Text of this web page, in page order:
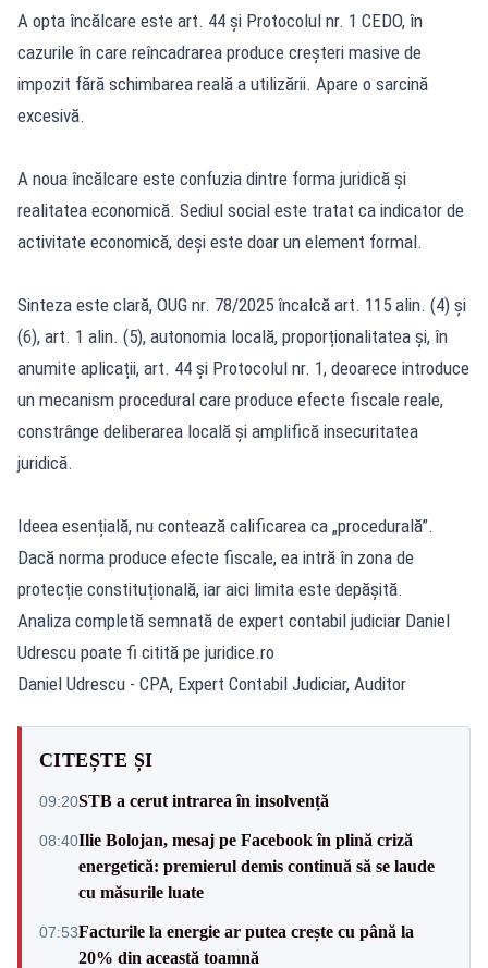
A opta încălcare este art. 44 și Protocolul nr. 1 CEDO, în
cazurile în care reîncadrarea produce creșteri masive de
impozit fără schimbarea reală a utilizării. Apare o sarcină
excesivă.
A noua încălcare este confuzia dintre forma juridică și
realitatea economică. Sediul social este tratat ca indicator de
activitate economică, deși este doar un element formal.
Sinteza este clară, OUG nr. 78/2025 încalcă art. 115 alin. (4) și
(6), art. 1 alin. (5), autonomia locală, proporționalitatea și, în
anumite aplicații, art. 44 și Protocolul nr. 1, deoarece introduce
un mecanism procedural care produce efecte fiscale reale,
constrânge deliberarea locală și amplifică insecuritatea
juridică.
Ideea esențială, nu contează calificarea ca „procedurală”.
Dacă norma produce efecte fiscale, ea intră în zona de
protecție constituțională, iar aici limita este depășită.
Analiza completă semnată de expert contabil judiciar Daniel
Udrescu poate fi citită pe juridice.ro
Daniel Udrescu - CPA, Expert Contabil Judiciar, Auditor
CITEȘTE ȘI
09:20STB a cerut intrarea în insolvență
08:40Ilie Bolojan, mesaj pe Facebook în plină criză
energetică: premierul demis continuă să se laude
cu măsurile luate
07:53Facturile la energie ar putea crește cu până la
20% din această toamnă